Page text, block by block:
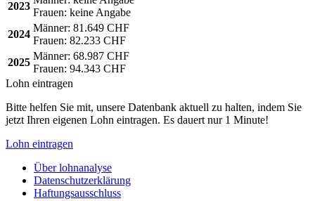
2023
Frauen: keine Angabe
2024
Männer: 81.649 CHF
Frauen: 82.233 CHF
2025
Männer: 68.987 CHF
Frauen: 94.343 CHF
Lohn eintragen
Bitte helfen Sie mit, unsere Datenbank aktuell zu halten, indem Sie
jetzt Ihren eigenen Lohn eintragen. Es dauert nur 1 Minute!
Lohn eintragen
Über lohnanalyse
Datenschutzerklärung
Haftungsausschluss